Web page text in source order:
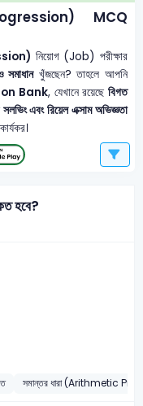
MCQ
নিয়োগ (Job) পরীক্ষার
খুঁজছেন? তাহলে আপনি
Bank, যেখানে রয়েছে বিগত
এবং রিয়েল এক্সাম অভিজ্ঞতা
হবে?
সমান্তর ধারা (Arithmetic